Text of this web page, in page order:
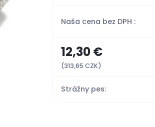
Naša cena bez DPH :
12,30 €
(313,65 CZK)
Strážny pes: